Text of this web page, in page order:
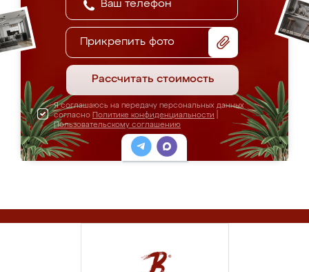
Прикрепить фото
Рассчитать стоимость
Я соглашаюсь на передачу персональных данных
согласно Политике конфиденциальности
Пользовательскому соглашению